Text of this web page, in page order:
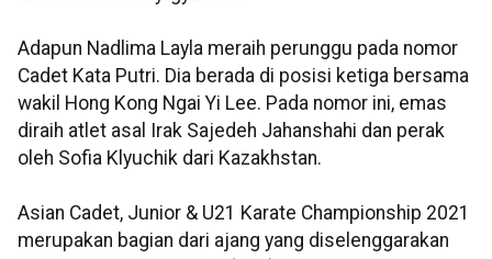
Adapun Nadlima Layla meraih perunggu pada nomor
Cadet Kata Putri. Dia berada di posisi ketiga bersama
wakil Hong Kong Ngai Yi Lee. Pada nomor ini, emas
diraih atlet asal Irak Sajedeh Jahanshahi dan perak
oleh Sofia Klyuchik dari Kazakhstan.
Asian Cadet, Junior & U21 Karate Championship 2021
merupakan bagian dari ajang yang diselenggarakan